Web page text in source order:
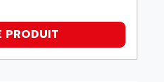
PRODUIT